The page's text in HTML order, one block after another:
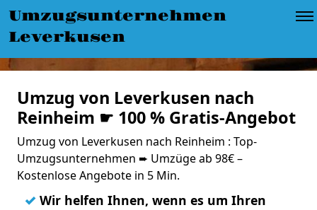
Umzugsunternehmen
Leverkusen
Umzug von Leverkusen nach
Reinheim ☛ 100 % Gratis-Angebot
Umzug von Leverkusen nach Reinheim : Top-
Umzugsunternehmen ➨ Umzüge ab 98€ –
Kostenlose Angebote in 5 Min.
✓ Wir helfen Ihnen, wenn es um Ihren